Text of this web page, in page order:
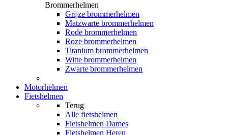
Brommerhelmen
Grijze brommerhelmen
Matzwarte brommerhelmen
Rode brommerhelmen
Roze brommerhelmen
Titanium brommerhelmen
Witte brommerhelmen
Zwarte brommerhelmen
Motorhelmen
Fietshelmen
Terug
Alle fietshelmen
Fietshelmen Dames
Fietshelmen Heren